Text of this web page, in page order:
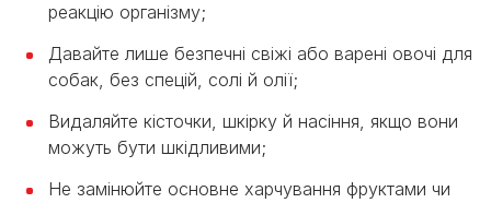
реакцію організму;
Давайте лише безпечні свіжі або варені овочі для
собак, без спецій, солі й олії;
Видаляйте кісточки, шкірку й насіння, якщо вони
можуть бути шкідливими;
Не замінюйте основне харчування фруктами чи